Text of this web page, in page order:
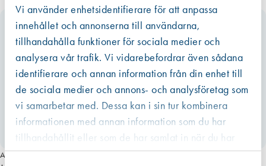
Vi använder enhetsidentifierare för att anpassa
innehållet och annonserna till användarna,
tillhandahålla funktioner för sociala medier och
analysera vår trafik. Vi vidarebefordrar även sådana
identifierare och annan information från din enhet till
de sociala medier och annons- och analysföretag som
vi samarbetar med. Dessa kan i sin tur kombinera
informationen med annan information som du har
tillhandahållit eller som de har samlat in när du har
använt deras tjänster.
Art. nr 2903